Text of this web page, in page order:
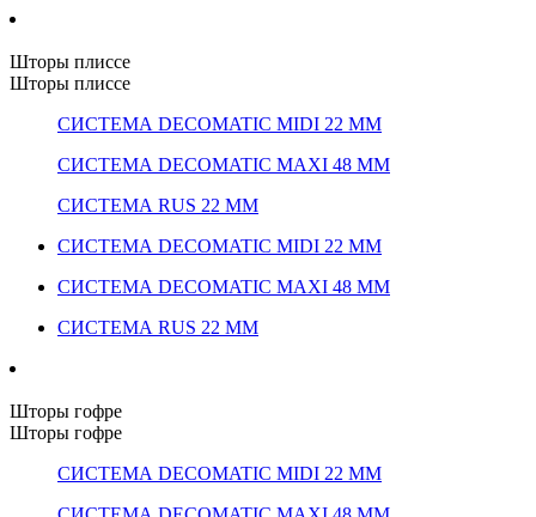
Шторы плиссе
Шторы плиссе
СИСТЕМА DECOMATIC MIDI 22 ММ
СИСТЕМА DECOMATIC MAXI 48 ММ
СИСТЕМА RUS 22 ММ
СИСТЕМА DECOMATIC MIDI 22 ММ
СИСТЕМА DECOMATIC MAXI 48 ММ
СИСТЕМА RUS 22 ММ
Шторы гофре
Шторы гофре
СИСТЕМА DECOMATIC MIDI 22 ММ